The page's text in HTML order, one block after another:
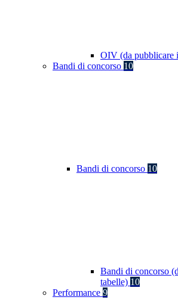
OIV (da pubblicare
Bandi di concorso 10
Bandi di concorso 10
Bandi di concorso
tabelle) 10
Performance 9